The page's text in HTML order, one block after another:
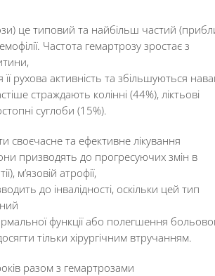
це типовий та найбільш частий
Частота гемартрозу зростає з
її рухова активність та збільшуються
страждають колінні (44%), ліктьові
суглоби (15%).
своєчасне та ефективне лікування
призводять до прогресуючих змін в
м’язовій атрофії,
до інвалідності, оскільки цей тип
функції або полегшення
тільки хірургічним втручанням.
разом з гемартрозами